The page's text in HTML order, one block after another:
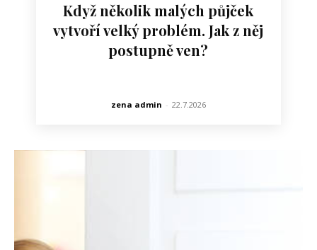
Když několik malých půjček
vytvoří velký problém. Jak z něj
postupně ven?
zena admin - 22.7.2026